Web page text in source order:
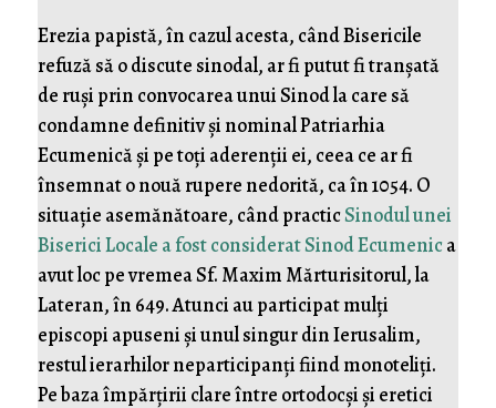
Erezia papistă, în cazul acesta, când Bisericile
refuză să o discute sinodal, ar fi putut fi tranșată
de ruși prin convocarea unui Sinod la care să
condamne definitiv și nominal Patriarhia
Ecumenică și pe toți aderenții ei, ceea ce ar fi
însemnat o nouă rupere nedorită, ca în 1054. O
situație asemănătoare, când practicSinodul unei
Biserici Locale a fost considerat Sinod Ecumenica
avut loc pe vremea Sf. Maxim Mărturisitorul, la
Lateran, în 649. Atunci au participat mulți
episcopi apuseni și unul singur din Ierusalim,
restul ierarhilor neparticipanți fiind monoteliți.
Pe baza împărțirii clare între ortodocși și eretici